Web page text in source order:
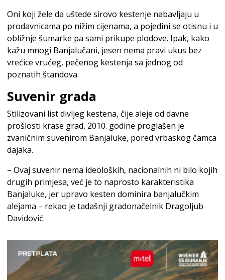
Oni koji žele da uštede sirovo kestenje nabavljaju u
prodavnicama po nižim cijenama, a pojedini se otisnu i u
obližnje šumarke pa sami prikupe plodove. Ipak, kako
kažu mnogi Banjalučani, jesen nema pravi ukus bez
vrećice vrućeg, pečenog kestenja sa jednog od
poznatih štandova.
Suvenir grada
Stilizovani list divljeg kestena, čije aleje od davne
prošlosti krase grad, 2010. godine proglašen je
zvaničnim suvenirom Banjaluke, pored vrbaskog čamca
dajaka.
– Ovaj suvenir nema ideoloških, nacionalnih ni bilo kojih
drugih primjesa, već je to naprosto karakteristika
Banjaluke, jer upravo kesten dominira banjalučkim
alejama – rekao je tadašnji gradonačelnik Dragoljub
Davidović.